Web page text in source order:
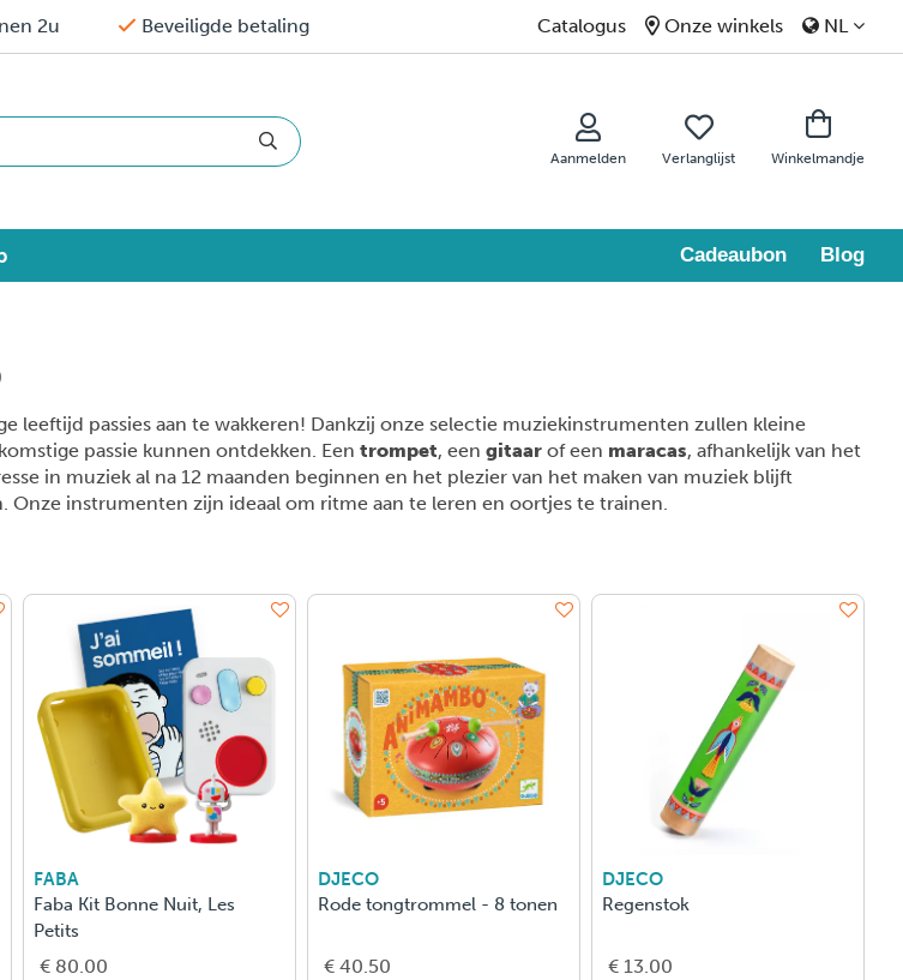
2u Beveiligde betaling Catalogus Onze winkels NL
Aanmelden Verlanglijst Winkelmandje
Cadeaubon Blog
leeftijd passies aan te wakkeren! Dankzij onze selectie muziekinstrumenten zullen kleine
passie kunnen ontdekken. Eentrompet, eengitaar of een maracas, afhankelijk van het
in muziek al na 12 maanden beginnen en het plezier van het maken van muziek blijft
Onze instrumenten zijn ideaal om ritme aan te leren en oortjes te trainen.
FABA
Faba Kit Bonne Nuit, Les
Petits
€ 80.00
DJECO
Rode tongtrommel - 8 tonen
€ 40.50
DJECO
Regenstok
€ 13.00